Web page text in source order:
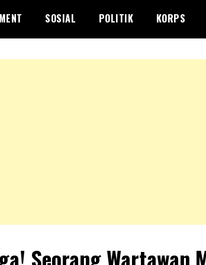
SOSIAL POLITIK KORPS
Seorang Wartawan